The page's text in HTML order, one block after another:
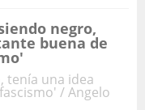
negro,
buena de
tenía una idea
/ Angelo